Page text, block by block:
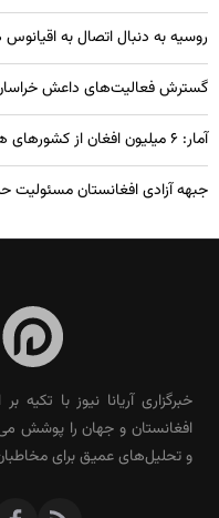
روسیه به دنبال اتصال به
گسترش فعالیت‌های داعش
آمار: ۶ میلیون افغان از کشورهای همسایه به وطن بازگشته‌اند
جبهه آزادی افغانستان مسئولیت
خبرگزاری آریانا نیوز با تکیه
افغانستان و جهان را پوشش
و تحلیل‌های عمیق برای